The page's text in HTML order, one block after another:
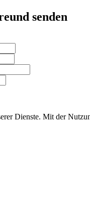
senden
Dienste. Mit der